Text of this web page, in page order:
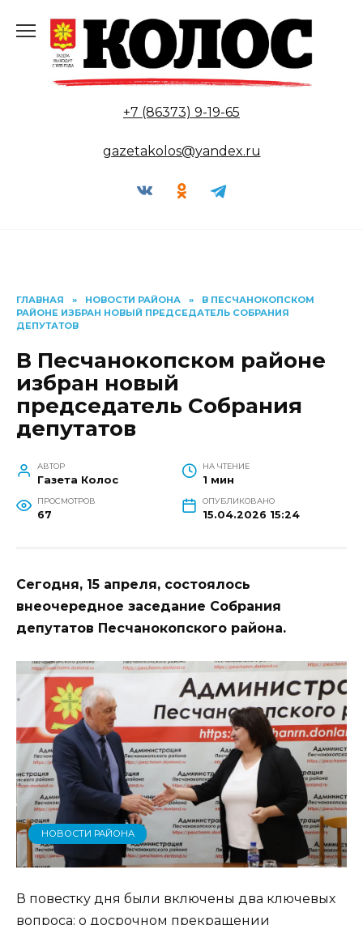
содержанию
+7 (86373) 9-19-65
gazetakolos@yandex.ru
ГЛАВНАЯ » НОВОСТИ РАЙОНА »
В ПЕСЧАНОКОПСКОМ
РАЙОНЕ ИЗБРАН НОВЫЙ ПРЕДСЕДАТЕЛЬ СОБРАНИЯ
ДЕПУТАТОВ
В Песчанокопском районе
избран новый
председатель Собрания
депутатов
АВТОР
Газета Колос
НА ЧТЕНИЕ
1 мин
ПРОСМОТРОВ
67
ОПУБЛИКОВАНО
15.04.2026 15:24
Сегодня, 15 апреля, состоялось
внеочередное заседание Собрания
депутатов Песчанокопского района.
НОВОСТИ РАЙОНА
В повестку дня были включены два ключевых
вопроса: о досрочном прекращении